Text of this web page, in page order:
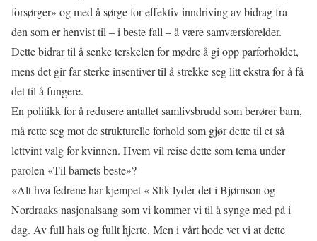
forsørger» og med å sørge for effektiv inndriving av bidrag fra
den som er henvist til – i beste fall – å være samværsforelder.
Dette bidrar til å senke terskelen for mødre å gi opp parforholdet,
mens det gir far sterke insentiver til å strekke seg litt ekstra for å få
det til å fungere.
En politikk for å redusere antallet samlivsbrudd som berører barn,
må rette seg mot de strukturelle forhold som gjør dette til et så
lettvint valg for kvinnen. Hvem vil reise dette som tema under
parolen «Til barnets beste»?
«Alt hva fedrene har kjempet « Slik lyder det i Bjørnson og
Nordraaks nasjonalsang som vi kommer vi til å synge med på i
dag. Av full hals og fullt hjerte. Men i vårt hode vet vi at dette